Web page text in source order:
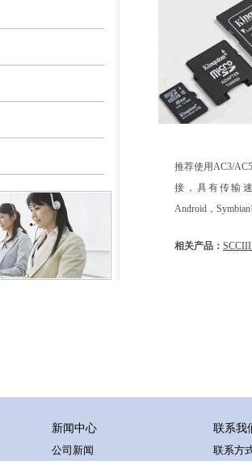
推荐使用AC3/
接，具有传输
Android，
相关产品：
新闻中心
公司新闻
联系我
联系方